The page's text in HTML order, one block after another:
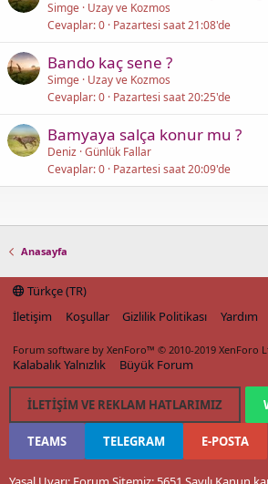
Simge Uzay ve Kozmos
Cevaplar 0 Pazartesi saat 21:08'de
Bando kaç sene ?
Simge Uzay ve Kozmos
Cevaplar 0 Pazartesi saat 20:25'de
Bamyaya salça konur mu ?
Deniz Günlük Fallar
Cevaplar 0 Pazartesi saat 20:09'de
Anasayfa
Türkçe (TR)
İletişim
Koşullar Gizlilik Politikası Yardım
Forum software by XenForo™ © 2010-2019 XenForo
Kalabalık Yalnızlık Büyük Forum
İLETIŞIM VE REKLAM HATLARIMIZ
TEAMS TELEGRAM E-POSTA